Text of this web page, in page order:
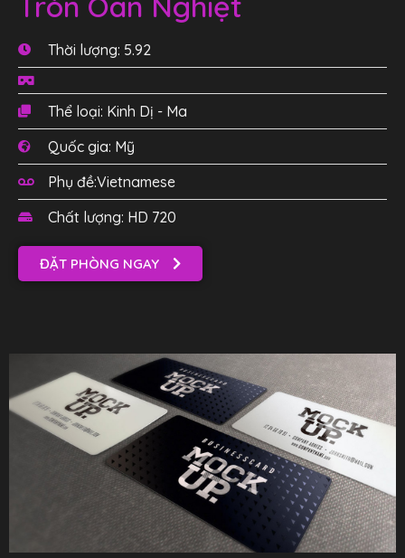
Thời lượng: 5.92
Thể loại: Kinh Dị - Ma
Quốc gia: Mỹ
Phụ đề:Vietnamese
Chất lượng: HD 720
ĐẶT PHÒNG NGAY